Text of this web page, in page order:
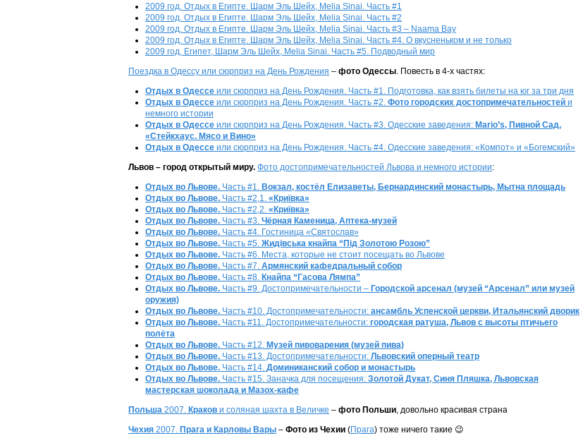
2009 год. Отдых в Египте. Шарм Эль Шейх, Melia Sinai. Часть #1
2009 год. Отдых в Египте. Шарм Эль Шейх, Melia Sinai. Часть #2
2009 год. Отдых в Египте. Шарм Эль Шейх, Melia Sinai. Часть #3 – Naama Bay
2009 год. Отдых в Египте. Шарм Эль Шейх, Melia Sinai. Часть #4. О вкусненьком и не только
2009 год, Египет, Шарм Эль Шейх, Melia Sinai. Часть #5. Подводный мир
Поездка в Одессу или сюрприз на День Рождения – фото Одессы . Повесть в 4-х частях:
Отдых в Одессе или сюрприз на День Рождения. Часть #1. Подготовка, как взять билеты на юг за три дня
Отдых в Одессе или сюрприз на День Рождения. Часть #2. Фото городских достопримечательностей и
немного истории
Отдых в Одессе или сюрприз на День Рождения. Часть #3. Одесские заведения: Mario’s, Пивной Сад,
«Стейкхаус. Мясо и Вино»
Отдых в Одессе или сюрприз на День Рождения. Часть #4. Одесские заведения: «Компот» и «Богемский»
Львов – город открытый миру. Фото достопримечательностей Львова и немного истории:
Отдых во Львове. Часть #1. Вокзал, костёл Елизаветы, Бернардинский монастырь, Мытна площадь
Отдых во Львове. Часть #2,1. «Криївка»
Отдых во Львове. Часть #2,2. «Криївка»
Отдых во Львове. Часть #3. Чёрная Каменица, Аптека-музей
Отдых во Львове. Часть #4. Гостиница «Святослав»
Отдых во Львове. Часть #5. Жидівська кнайпа “Під Золотою Розою”
Отдых во Львове. Часть #6. Места, которые не стоит посещать во Львове
Отдых во Львове. Часть #7. Армянский кафедральный собор
Отдых во Львове. Часть #8. Кнайпа “Гасова Лямпа”
Отдых во Львове. Часть #9. Достопримечательности – Городской арсенал (музей “Арсенал” или музей
оружия)
Отдых во Львове. Часть #10. Достопримечательности: ансамбль Успенской церкви, Итальянский дворик
Отдых во Львове. Часть #11. Достопримечательности: городская ратуша, Львов с высоты птичьего
полёта
Отдых во Львове. Часть #12. Музей пивоварения (музей пива)
Отдых во Львове. Часть #13. Достопримечательности: Львовский оперный театр
Отдых во Львове. Часть #14. Доминиканский собор и монастырь
Отдых во Львове. Часть #15. Заначка для посещения: Золотой Дукат, Синя Пляшка, Львовская
мастерская шоколада и Мазох-кафе
Польша 2007. Краков и соляная шахта в Величке – фото Польши , довольно красивая страна
Чехия 2007. Прага и Карловы Вары – Фото из Чехии (Прага) тоже ничего такие 😉